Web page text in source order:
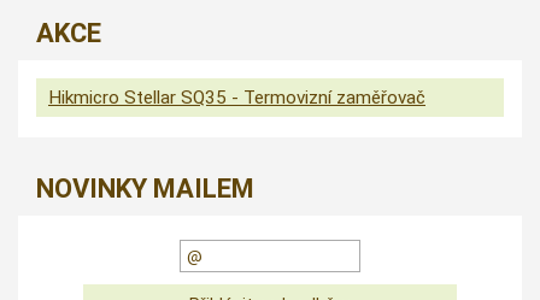
AKCE
Hikmicro Stellar SQ35 - Termovizní zaměřovač
NOVINKY MAILEM